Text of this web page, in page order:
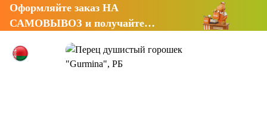
Оформляйте заказ НА
САМОВЫВОЗ и получайте